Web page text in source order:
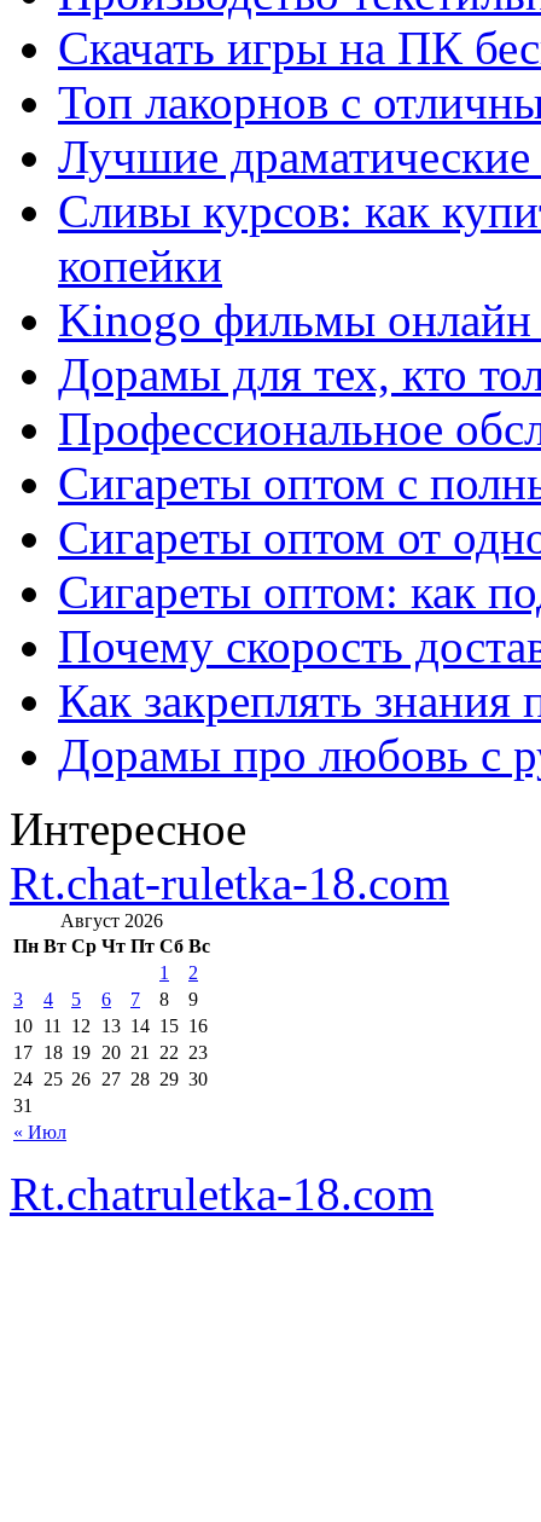
Скачать игры на ПК
Топ лакорнов с
Лучшие
Сливы курсов: как
копейки
Kinogo фильмы онлайн
Дорамы для тех, кто
Профессиональное
Сигареты оптом с
Сигареты оптом от
Сигареты оптом: как
Почему скорость
Как закреплять знания
Дорамы про любовь с
Интересное
Rt.chat-ruletka-18.com
Август 2026
Пн Вт Ср Чт Пт Сб Вс
« Июл
1
2
3
4 5 6 7 8
9
10 11 12 13 14 15 16
17 18 19 20 21 22 23
24 25 26 27 28 29 30
31
Rt.chatruletka-18.com